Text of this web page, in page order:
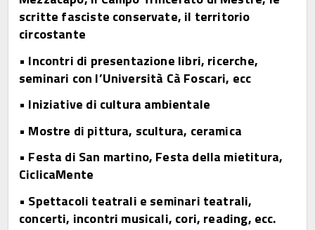
scritte fasciste conservate, il territorio
circostante
• Incontri di presentazione libri, ricerche,
seminari con l’Università Cà Foscari, ecc
• Iniziative di cultura ambientale
• Mostre di pittura, scultura, ceramica
• Festa di San martino, Festa della mietitura,
CiclicaMente
• Spettacoli teatrali e seminari teatrali,
concerti, incontri musicali, cori, reading, ecc.